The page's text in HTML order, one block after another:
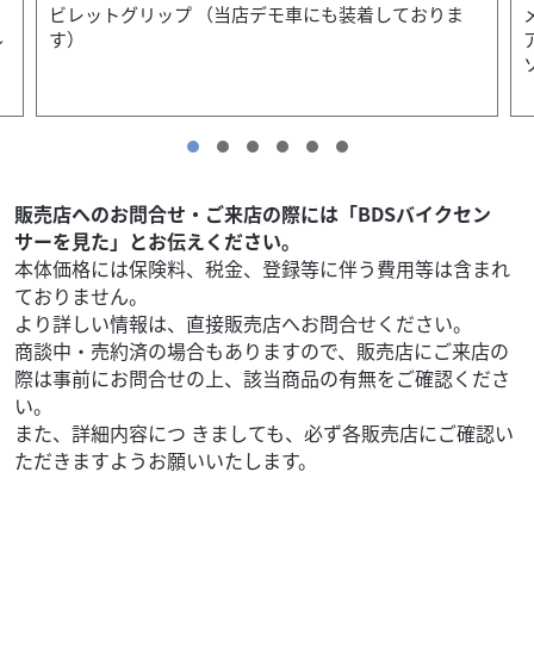
メーカHeart-Beat製 ☆年末までの大セール対象商品☆
アルミ製 無塗装 容量:約9リットル タンクキャップ･ガ
販売店へのお問合せ・ご来店の際には「BDSバイクセン
サーを見た」とお伝えください。
本体価格には保険料、税金、登録等に伴う費用等は含まれ
ておりません。
より詳しい情報は、直接販売店へお問合せください。
商談中・売約済の場合もありますので、販売店にご来店の
際は事前にお問合せの上、該当商品の有無をご確認くださ
い。
また、詳細内容につ きましても、必ず各販売店にご確認い
ただきますようお願いいたします。